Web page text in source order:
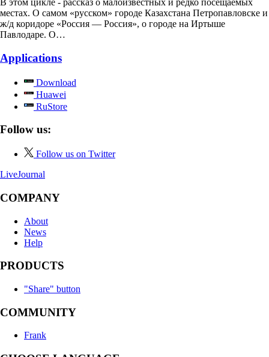
В этом цикле - рассказ о малоизвестных и редко посещаемых
местах. О самом «русском» городе Казахстана Петропавловске и
ж/д коридоре «Россия — Россия», о городе на Иртыше
Павлодаре. О…
Applications
Download
Huawei
RuStore
Follow us:
Follow us on Twitter
LiveJournal
COMPANY
About
News
Help
PRODUCTS
"Share" button
COMMUNITY
Frank